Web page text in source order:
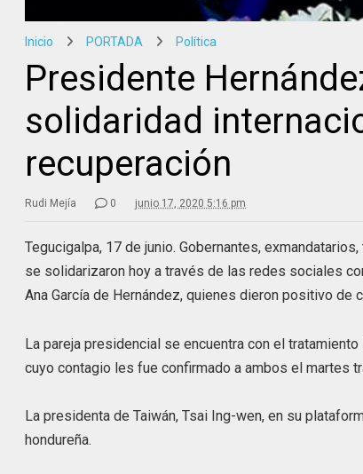
Inicio PORTADA Política
Presidente
solidaridad
recuperación
Rudi Mejía 0 junio 17, 2020 5:16 pm
Tegucigalpa, 17 de junio. Gobernantes,
se solidarizaron hoy a través de las redes sociales
Ana García de Hernández, quienes dieron positivo de
La pareja presidencial se encuentra con el
cuyo contagio les fue confirmado a ambos el martes
La presidenta de Taiwán, Tsai Ing-wen, en su
hondureña.